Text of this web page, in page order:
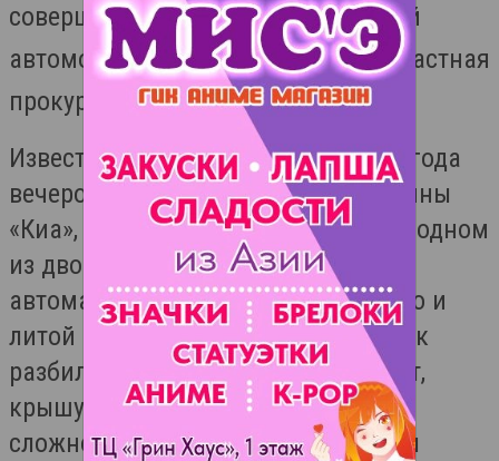
совершил разбой и повредил чужой
автомобиль. Об этом сообщает областная
прокуратура.
Известно, что 10 ноября прошлого года
вечером 18-летний парень из машины
«Киа», который был припарковал в одном
из дворов на Советской, похитил
автомагнитолу, аккумулятор, колесо и
литой диск. После этого, преступник
разбил зеркала заднего вида, капот,
крышу и другие части. В общей
сложности, ущерб хозяину составил